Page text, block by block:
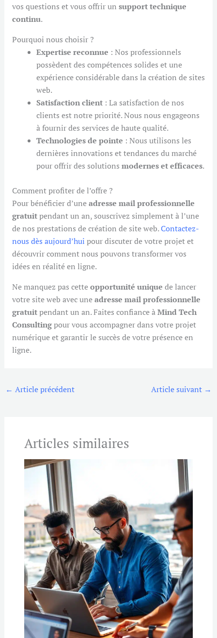
vos questions et vous offrir unsupport technique
continu.
Pourquoi nous choisir ?
Expertise reconnue : Nos professionnels
possèdent des compétences solides et une
expérience considérable dans la création de sites
web.
Satisfaction client: La satisfaction de nos
clients est notre priorité. Nous nous engageons
à fournir des services de haute qualité.
Technologies de pointe : Nous utilisons les
dernières innovations et tendances du marché
pour offrir des solutions modernes et efficaces.
Comment profiter de l’offre ?
Pour bénéficier d’uneadresse mail professionnelle
gratuitpendant un an, souscrivez simplement à l’une
de nos prestations de création de site web.Contactez-
nous dès aujourd’hui pour discuter de votre projet et
découvrir comment nous pouvons transformer vos
idées en réalité en ligne.
Ne manquez pas cetteopportunité unique de lancer
votre site web avec uneadresse mail professionnelle
gratuitpendant un an. Faites confiance àMind Tech
Consultingpour vous accompagner dans votre projet
numérique et garantir le succès de votre présence en
ligne.
← Article précédent Article suivant →
Articles similaires